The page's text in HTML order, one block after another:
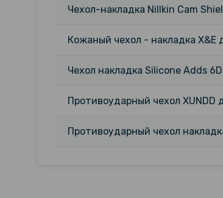
Чехол-накладка Nillkin Cam
Кожаный чехол - накладка X&E
Чехол накладка Silicone Adds
Противоударный чехол XUNDD
Противоударный чехол